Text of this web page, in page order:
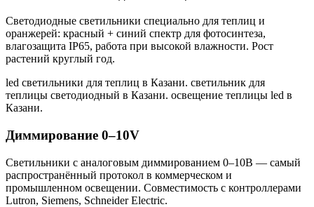
Светодиодные светильники специально для теплиц и
оранжерей: красный + синий спектр для фотосинтеза,
влагозащита IP65, работа при высокой влажности. Рост
растений круглый год.
led светильники для теплиц в Казани. светильник для
теплицы светодиодный в Казани. освещение теплицы led в
Казани.
Диммирование 0–10V
Светильники с аналоговым диммированием 0–10В — самый
распространённый протокол в коммерческом и
промышленном освещении. Совместимость с контроллерами
Lutron, Siemens, Schneider Electric.